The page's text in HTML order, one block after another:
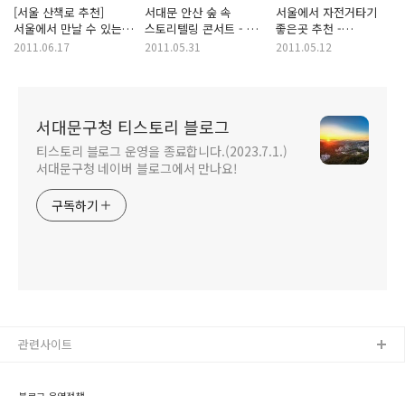
[서울 산책로 추천]
서울에서 만날 수 있는
아름다운 산책코스
2011.06.17
서대문 안산 숲 속
스토리텔링 콘서트 - 내
생애 최고의 선물
2011.05.31
서울에서 자전거타기
좋은곳 추천 -
올림픽공원/ 한강공원/
2011.05.12
서대문구청 티스토리 블로그
티스토리 블로그 운영을 종료합니다.(2023.7.1.)
서대문구청 네이버 블로그에서 만나요!
구독하기
관련사이트